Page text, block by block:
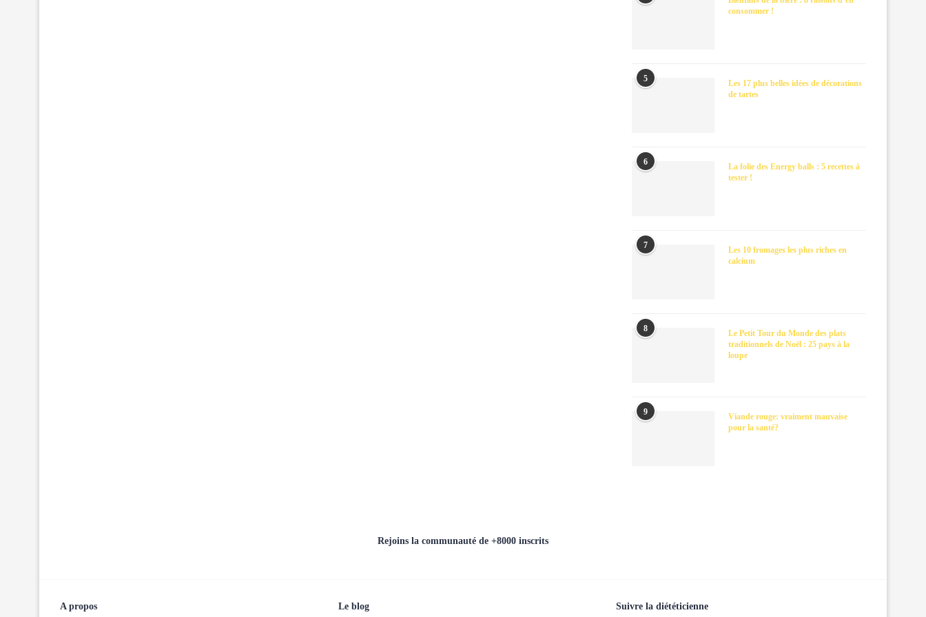
consommer !
5
Les 17 plus belles idées de décorations
de tartes
6
La folie des Energy balls : 5 recettes à
tester !
7
Les 10 fromages les plus riches en
calcium
8
Le Petit Tour du Monde des plats
traditionnels de Noël : 25 pays à la
loupe
9
Viande rouge: vraiment mauvaise
pour la santé?
Rejoins la communauté de +8000 inscrits
A propos Le blog Suivre la diététicienne